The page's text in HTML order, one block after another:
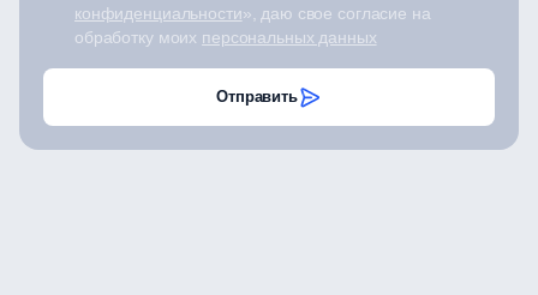
конфиденциальности», даю свое согласие на
обработку моих персональных данных
Отправить